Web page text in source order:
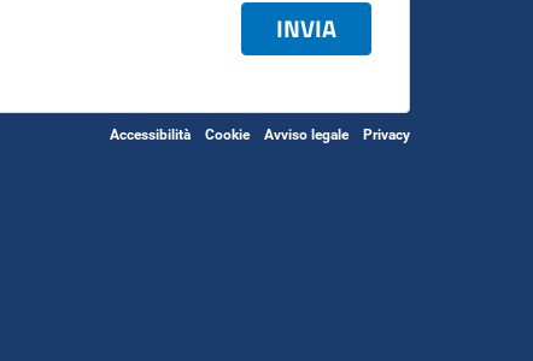
INVIA
Accessibilità Cookie Avviso legale Privacy